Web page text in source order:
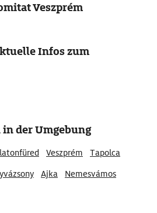
Veszprém
Infos zum
der Umgebung
Veszprém
Tapolca
Ajka
Nemesvámos